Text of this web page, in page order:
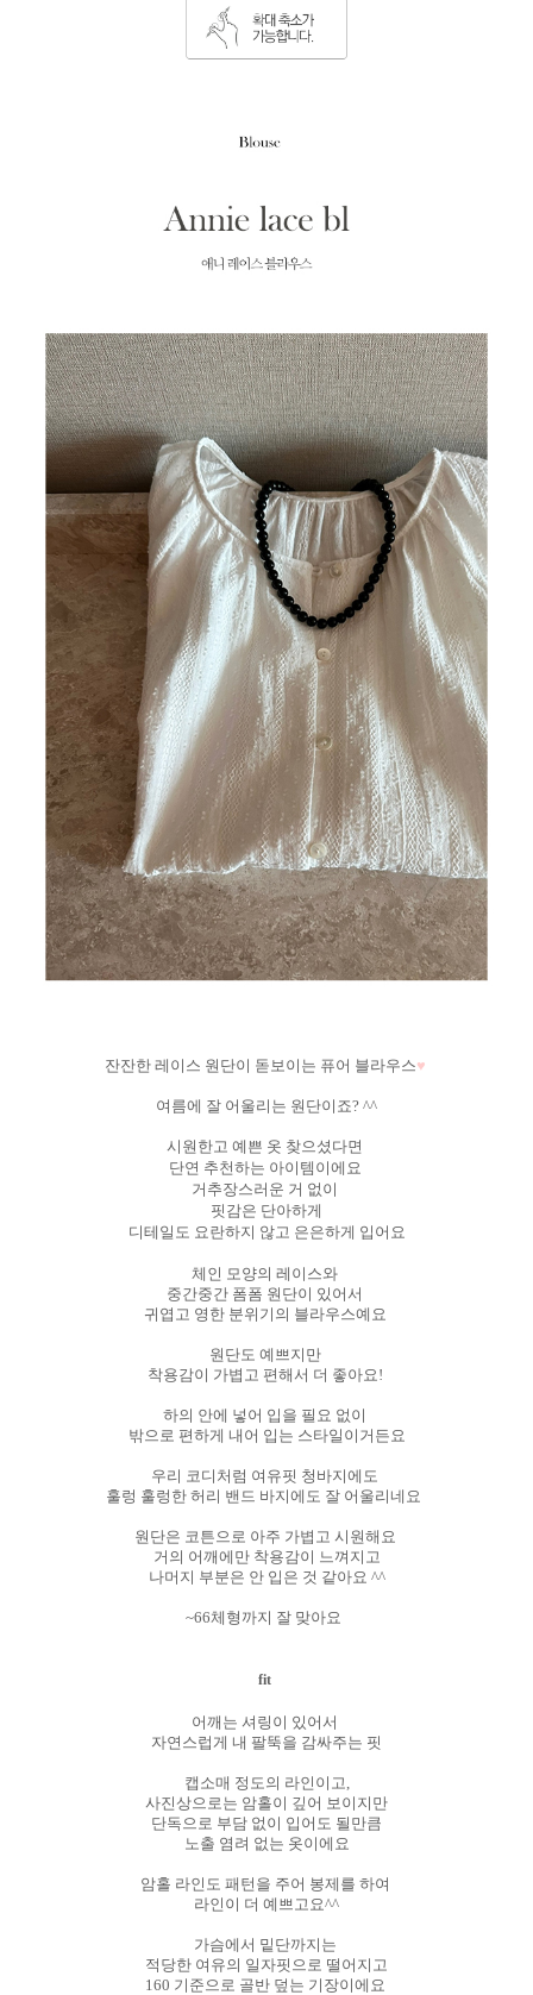
잔잔한 레이스 원단이 돋보이는 퓨어 블라우스♥
여름에 잘 어울리는 원단이죠? ^^
시원한고 예쁜 옷 찾으셨다면
단연 추천하는 아이템이에요
거추장스러운 거 없이
핏감은 단아하게
디테일도 요란하지 않고 은은하게 입어요
체인 모양의 레이스와
중간중간 폼폼 원단이 있어서
귀엽고 영한 분위기의 블라우스예요
원단도 예쁘지만
착용감이 가볍고 편해서 더 좋아요!
하의 안에 넣어 입을 필요 없이
밖으로 편하게 내어 입는 스타일이거든요
우리 코디처럼 여유핏 청바지에도
훌렁 훌렁한 허리 밴드 바지에도 잘 어울리네요
원단은 코튼으로 아주 가볍고 시원해요
거의 어깨에만 착용감이 느껴지고
나머지 부분은 안 입은 것 같아요 ^^
~66체형까지 잘 맞아요
fit
어깨는 셔링이 있어서
자연스럽게 내 팔뚝을 감싸주는 핏
캡소매 정도의 라인이고,
사진상으로는 암홀이 깊어 보이지만
단독으로 부담 없이 입어도 될만큼
노출 염려 없는 옷이에요
암홀 라인도 패턴을 주어 봉제를 하여
라인이 더 예쁘고요^^
가슴에서 밑단까지는
적당한 여유의 일자핏으로 떨어지고
160 기준으로 골반 덮는 기장이에요